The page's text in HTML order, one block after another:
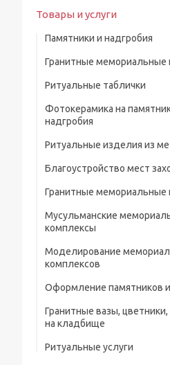
Товары и услуги
Памятники и надгробия
Гранитные мемориальные
Мусульманские
Мемориальные плиты
Ритуальные таблички
Фотокерамика на
надгробия
Ритуальные изделия из
Металлические ограды
Металлические кресты
Металлические изделия
кладбище
Металлические
Благоустройство мест
Гранитные мемориальные
Мусульманские
комплексы
Моделирование
комплексов
Оформление памятников
Портреты на памятники
Гранитные вазы,
на кладбище
Ритуальные услуги